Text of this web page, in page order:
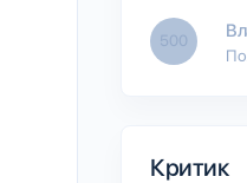
500
Критик